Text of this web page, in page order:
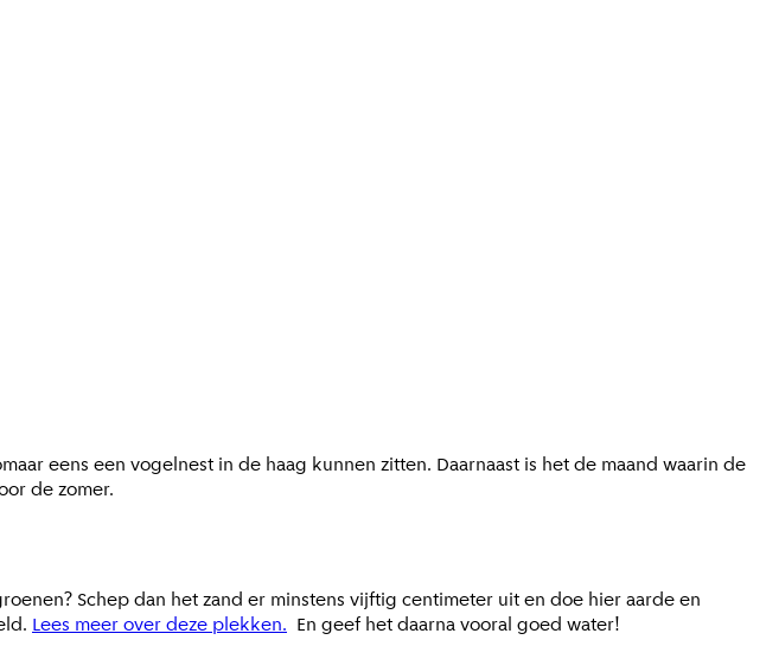
eens een vogelnest in de haag kunnen zitten. Daarnaast is het de maand waarin de
de zomer.
Schep dan het zand er minstens vijftig centimeter uit en doe hier aarde en
Lees meer over deze plekken. En geef het daarna vooral goed water!